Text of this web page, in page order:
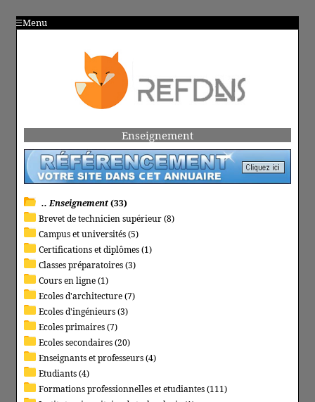
Menu
Enseignement
.. Enseignement(33)
Brevet de technicien supérieur (8)
Campus et universités (5)
Certifications et diplômes (1)
Classes préparatoires (3)
Cours en ligne (1)
Ecoles d'architecture (7)
Ecoles d'ingénieurs (3)
Ecoles primaires (7)
Ecoles secondaires (20)
Enseignants et professeurs (4)
Etudiants (4)
Formations professionnelles et etudiantes (111)